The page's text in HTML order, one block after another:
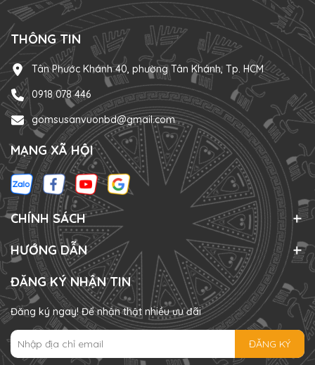
THÔNG TIN
Tân Phước Khánh 40, phường Tân Khánh, Tp. HCM
0918 078 446
gomsusanvuonbd@gmail.com
MẠNG XÃ HỘI
CHÍNH SÁCH
HƯỚNG DẪN
ĐĂNG KÝ NHẬN TIN
Đăng ký ngay! Để nhận thật nhiều ưu đãi
ĐĂNG KÝ